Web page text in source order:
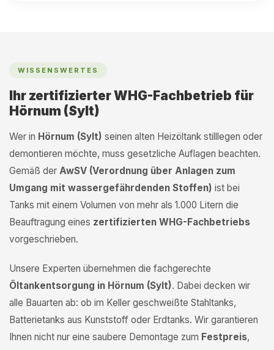
WISSENSWERTES
Ihr zertifizierter WHG-Fachbetrieb für
Hörnum (Sylt)
Wer in Hörnum (Sylt) seinen alten Heizöltank stilllegen oder
demontieren möchte, muss gesetzliche Auflagen beachten.
Gemäß der AwSV (Verordnung über Anlagen zum
Umgang mit wassergefährdenden Stoffen) ist bei
Tanks mit einem Volumen von mehr als 1.000 Litern die
Beauftragung eines zertifizierten WHG-Fachbetriebs
vorgeschrieben.
Unsere Experten übernehmen die fachgerechte
Öltankentsorgung in Hörnum (Sylt). Dabei decken wir
alle Bauarten ab: ob im Keller geschweißte Stahltanks,
Batterietanks aus Kunststoff oder Erdtanks. Wir garantieren
Ihnen nicht nur eine saubere Demontage zum Festpreis,